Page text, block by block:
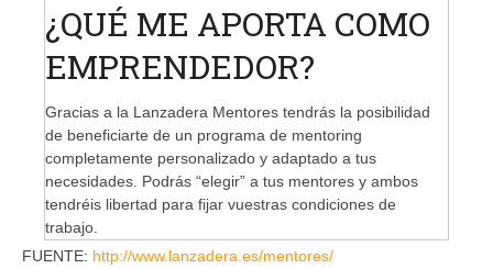
¿QUÉ ME APORTA COMO
EMPRENDEDOR?
Gracias a la Lanzadera Mentores tendrás la posibilidad
de beneficiarte de un programa de mentoring
completamente personalizado y adaptado a tus
necesidades. Podrás “elegir” a tus mentores y ambos
tendréis libertad para fijar vuestras condiciones de
trabajo.
FUENTE: http://www.lanzadera.es/mentores/